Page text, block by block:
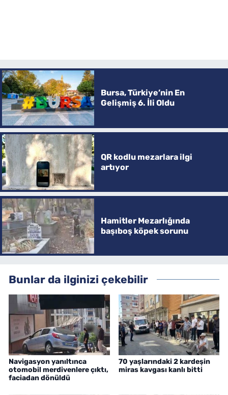
Bursa, Türkiye’nin En
Gelişmiş 6. İli Oldu
QR kodlu mezarlara ilgi
artıyor
Hamitler Mezarlığında
başıboş köpek sorunu
Bunlar da ilginizi çekebilir
Navigasyon yanıltınca
otomobil merdivenlere çıktı,
faciadan dönüldü
70 yaşlarındaki 2 kardeşin
miras kavgası kanlı bitti